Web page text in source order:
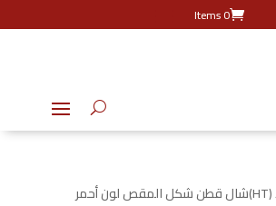
0 Items
/ (HT)شال قطن شكل المقص لون أحمر